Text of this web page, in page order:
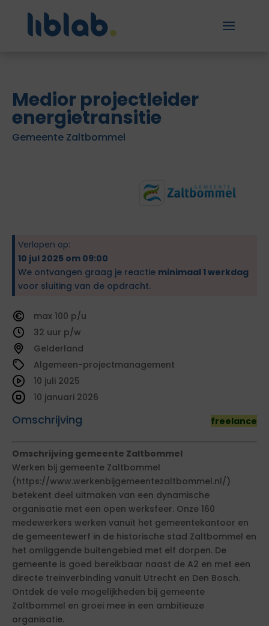
Medior projectleider
energietransitie
Gemeente Zaltbommel
Verlopen op:
10 jul 2025 om 09:00
We ontvangen graag je reactie minimaal 1 werkdag
voor sluiting van de opdracht.
100
32
Gelderland
Algemeen-projectmanagement
Omschrijving freelance
10 juli 2025
10 januari 2026
Omschrijving gemeente Zaltbommel
Werken bij gemeente Zaltbommel
(https://www.werkenbijgemeentezaltbommel.nl/)
betekent deel uitmaken van een dynamische
organisatie met een open werksfeer. Onze 160
medewerkers werken vanuit het gemeentekantoor en
de gemeentewerf in de historische stad Zaltbommel en
het omliggende buitengebied met elf dorpen. De
gemeente is goed bereikbaar naast de A2 en met een
directe treinverbinding vanuit Utrecht en Den Bosch.
Ontdek de vele mogelijkheden bij gemeente
Zaltbommel en groei mee in een ambitieuze
organisatie.